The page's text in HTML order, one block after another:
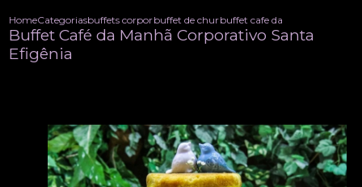
HomeCategoriasbuffets corporativobuffet de churrasco corporativo
buffet cafe da manha
Buffet Café da Manhã Corporativo Santa
Efigênia